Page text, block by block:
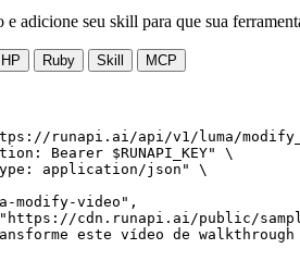
adicione seu skill para que sua
Ruby Skill MCP
runapi.ai/api/v1/luma/
Bearer $RUNAPI_KEY" \
application/json" \
modify-video",
cdn.runapi.ai/public/
este vídeo de